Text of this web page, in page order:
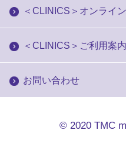
＜CLINICS＞オンライ
＜CLINICS＞ご利用案内
お問い合わせ
© 2020 TMC